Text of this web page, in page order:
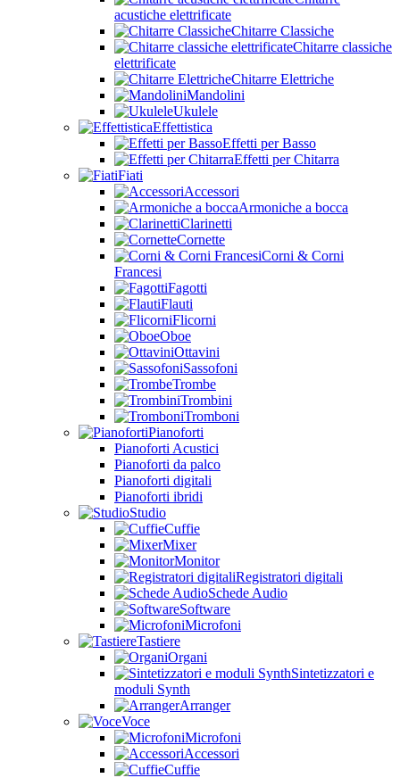
acustiche elettrificate
Chitarre Classiche
Chitarre classiche
elettrificate
Chitarre Elettriche
Mandolini
Ukulele
Effettistica
Effetti per Basso
Effetti per Chitarra
Fiati
Accessori
Armoniche a bocca
Clarinetti
Cornette
Corni & Corni
Francesi
Fagotti
Flauti
Flicorni
Oboe
Ottavini
Sassofoni
Trombe
Trombini
Tromboni
Pianoforti
Pianoforti Acustici
Pianoforti da palco
Pianoforti digitali
Pianoforti ibridi
Studio
Cuffie
Mixer
Monitor
Registratori digitali
Schede Audio
Software
Microfoni
Tastiere
Organi
Sintetizzatori e
moduli Synth
Arranger
Voce
Microfoni
Accessori
Cuffie